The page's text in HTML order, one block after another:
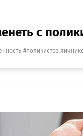
с
поликистоз